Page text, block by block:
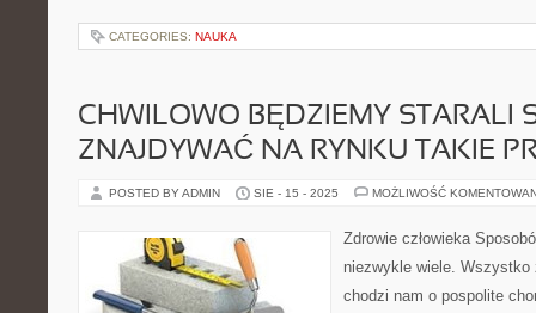
CATEGORIES: NAUKA
CHWILOWO BĘDZIEMY STARALI
ZNAJDYWAĆ NA RYNKU TAKIE
POSTED BY ADMIN SIE - 15 - 2025 MOŻLIWOŚĆ
Zdrowie człowieka
niezwykle wiele.
chodzi nam o pospolite